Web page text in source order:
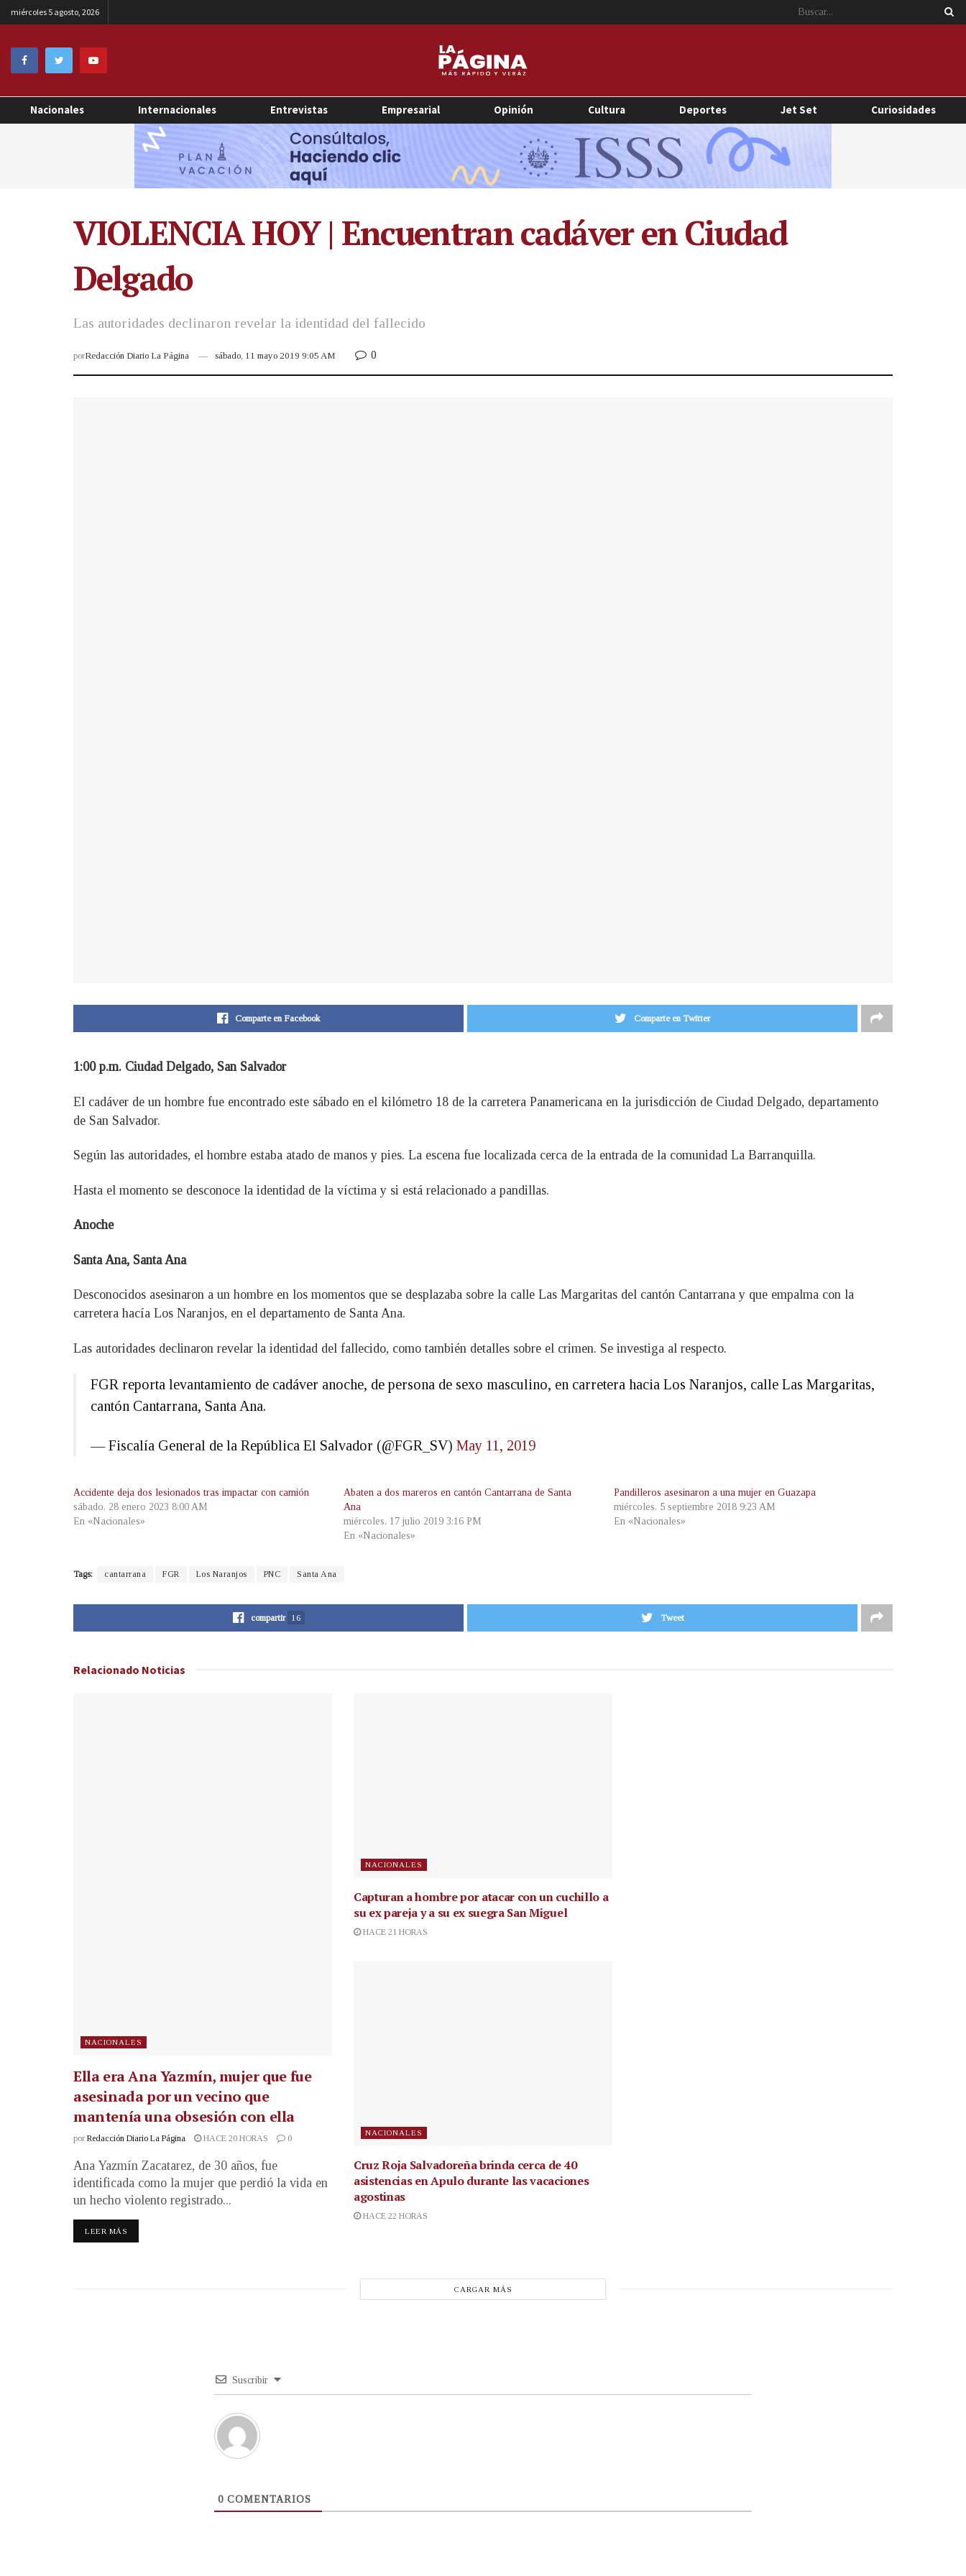
miércoles 5 agosto, 2026
Nacionales Internacionales Entrevistas Empresarial Opinión Cultura Deportes Jet Set Curiosidades
VIOLENCIA HOY | Encuentran cadáver en Ciudad
Delgado
Las autoridades declinaron revelar la identidad del fallecido
porRedacción Diario La Página sábado, 11 mayo 2019 9:05 AM 0
Comparte en Facebook Comparte en Twitter
1:00 p.m. Ciudad Delgado, San Salvador
El cadáver de un hombre fue encontrado este sábado en el kilómetro 18 de la carretera Panamericana en la jurisdicción de Ciudad Delgado, departamento
de San Salvador.
Según las autoridades, el hombre estaba atado de manos y pies. La escena fue localizada cerca de la entrada de la comunidad La Barranquilla.
Hasta el momento se desconoce la identidad de la víctima y si está relacionado a pandillas.
Anoche
Santa Ana, Santa Ana
Desconocidos asesinaron a un hombre en los momentos que se desplazaba sobre la calle Las Margaritas del cantón Cantarrana y que empalma con la
carretera hacía Los Naranjos, en el departamento de Santa Ana.
Las autoridades declinaron revelar la identidad del fallecido, como también detalles sobre el crimen. Se investiga al respecto.
FGR reporta levantamiento de cadáver anoche, de persona de sexo masculino, en carretera hacia Los Naranjos, calle Las Margaritas,
cantón Cantarrana, Santa Ana.
— Fiscalía General de la República El Salvador (@FGR_SV) May 11, 2019
Accidente deja dos lesionados tras impactar con camión
sábado, 28 enero 2023 8:00 AM
En «Nacionales»
Abaten a dos mareros en cantón Cantarrana de Santa
Ana
miércoles, 17 julio 2019 3:16 PM
En «Nacionales»
Pandilleros asesinaron a una mujer en Guazapa
miércoles, 5 septiembre 2018 9:23 AM
En «Nacionales»
Tags: cantarrana FGR Los Naranjos PNC Santa Ana
compartir 16 Tweet
Relacionado Noticias
NACIONALES
Ella era Ana Yazmín, mujer que fue
asesinada por un vecino que
mantenía una obsesión con ella
por Redacción Diario La Página HACE 20 HORAS 0
Ana Yazmín Zacatarez, de 30 años, fue
identificada como la mujer que perdió la vida en
un hecho violento registrado...
LEER MÁS
NACIONALES
Capturan a hombre por atacar con un cuchillo a
su ex pareja y a su ex suegra San Miguel
HACE 21 HORAS
NACIONALES
Cruz Roja Salvadoreña brinda cerca de 40
asistencias en Apulo durante las vacaciones
agostinas
HACE 22 HORAS
CARGAR MÁS
Suscribir
0 COMENTARIOS